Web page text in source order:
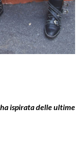
ispirata delle ultime